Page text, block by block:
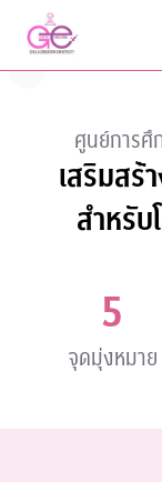
ศูนย์การศึ
เสริมสร้
สำหรับ
5
จุดมุ่งหมาย